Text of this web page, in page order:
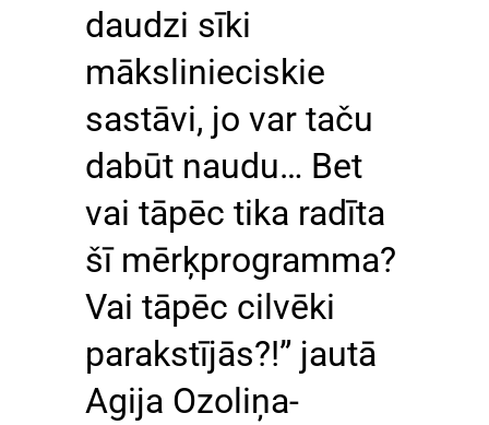
daudzi sīki
mākslinieciskie
sastāvi, jo var taču
dabūt naudu… Bet
vai tāpēc tika radīta
šī mērķprogramma?
Vai tāpēc cilvēki
parakstījās?!” jautā
Agija Ozoliņa-